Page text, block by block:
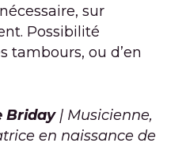
sur
Possibilité
tambours, ou d’en
Briday| Musicienne,
en naissance de